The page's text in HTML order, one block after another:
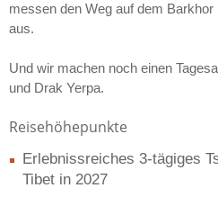
messen den Weg auf dem
aus.
Und wir machen noch einen
und Drak Yerpa.
Reisehöhepunkte
Erlebnissreiches 3-tägiges
Tibet in 2027